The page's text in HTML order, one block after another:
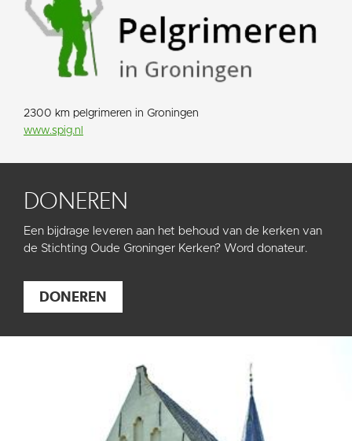
2300 km pelgrimeren in Groningen
www.spig.nl
DONEREN
Een bijdrage leveren aan het behoud van de kerken van
de Stichting Oude Groninger Kerken? Word donateur.
DONEREN